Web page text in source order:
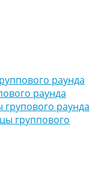
раунда
раунда
раунда
группового